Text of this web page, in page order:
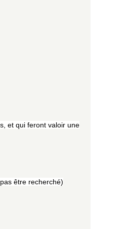
et qui feront valoir une
être recherché)